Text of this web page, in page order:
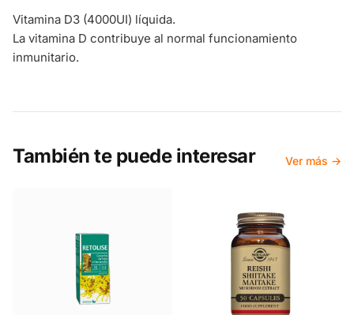
Vitamina D3 (4000UI) líquida.
La vitamina D contribuye al normal funcionamiento
inmunitario.
También te puede interesar Ver más →